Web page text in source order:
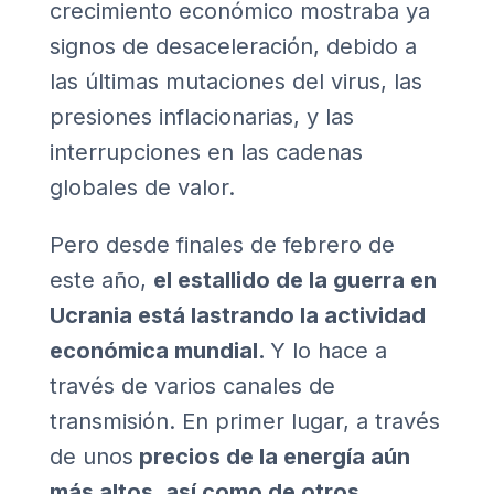
crecimiento económico mostraba ya
signos de desaceleración, debido a
las últimas mutaciones del virus, las
presiones inflacionarias, y las
interrupciones en las cadenas
globales de valor.
Pero desde finales de febrero de
este año, el estallido de la guerra en
Ucrania está lastrando la actividad
económica mundial. Y lo hace a
través de varios canales de
transmisión. En primer lugar, a través
de unos precios de la energía aún